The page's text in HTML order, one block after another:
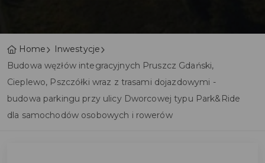
Home
Inwestycje
Budowa węzłów integracyjnych Pruszcz Gdański,
Cieplewo, Pszczółki wraz z trasami dojazdowymi -
budowa parkingu przy ulicy Dworcowej typu Park&Ride
dla samochodów osobowych i rowerów